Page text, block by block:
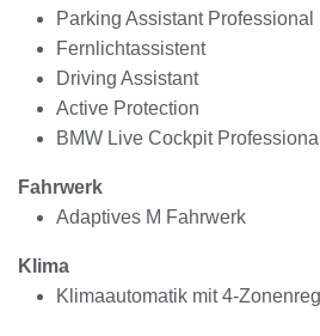
Parking Assistant Professional
Fernlichtassistent
Driving Assistant
Active Protection
BMW Live Cockpit Professional
Fahrwerk
Adaptives M Fahrwerk
Klima
Klimaautomatik mit 4-